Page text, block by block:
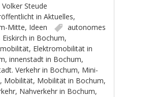
Volker Steude
inAktuelles,
Mitte, Ideen
autonomes
Eiskirch in Bochum,
, Elektromobilität in
,innenstadt in Bochum,
Verkehr in Bochum, Mini-
, Mobilität, Mobilität in Bochum,
, Nahverkehr in Bochum,